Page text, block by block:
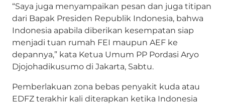
“Saya juga menyampaikan pesan dan juga titipan
dari Bapak Presiden Republik Indonesia, bahwa
Indonesia apabila diberikan kesempatan siap
menjadi tuan rumah FEI maupun AEF ke
depannya,” kata Ketua Umum PP Pordasi Aryo
Djojohadikusumo di Jakarta, Sabtu.
Pemberlakuan zona bebas penyakit kuda atau
EDFZ terakhir kali diterapkan ketika Indonesia